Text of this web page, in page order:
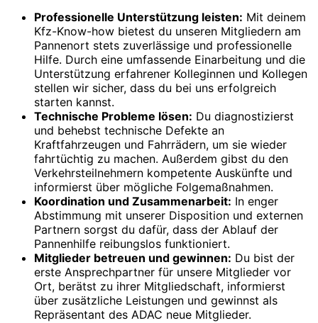
Professionelle Unterstützung leisten: Mit deinem
Kfz-Know-how bietest du unseren Mitgliedern am
Pannenort stets zuverlässige und professionelle
Hilfe. Durch eine umfassende Einarbeitung und die
Unterstützung erfahrener Kolleginnen und Kollegen
stellen wir sicher, dass du bei uns erfolgreich
starten kannst.
Technische Probleme lösen: Du diagnostizierst
und behebst technische Defekte an
Kraftfahrzeugen und Fahrrädern, um sie wieder
fahrtüchtig zu machen. Außerdem gibst du den
Verkehrsteilnehmern kompetente Auskünfte und
informierst über mögliche Folgemaßnahmen.
Koordination und Zusammenarbeit: In enger
Abstimmung mit unserer Disposition und externen
Partnern sorgst du dafür, dass der Ablauf der
Pannenhilfe reibungslos funktioniert.
Mitglieder betreuen und gewinnen: Du bist der
erste Ansprechpartner für unsere Mitglieder vor
Ort, berätst zu ihrer Mitgliedschaft, informierst
über zusätzliche Leistungen und gewinnst als
Repräsentant des ADAC neue Mitglieder.